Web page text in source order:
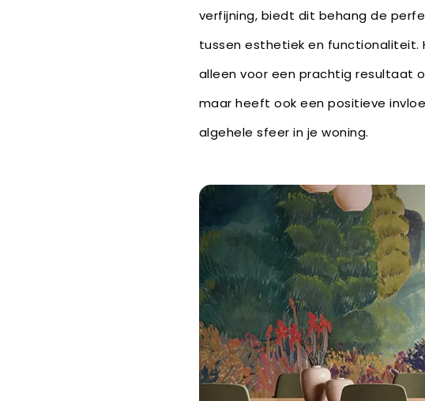
verfijning, biedt dit behang de
tussen esthetiek en functionaliteit.
alleen voor een prachtig resultaat
maar heeft ook een positieve
algehele sfeer in je woning.